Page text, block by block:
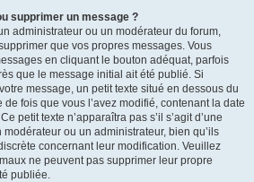
supprimer un message ?
administrateur ou un modérateur du forum,
que vos propres messages. Vous
en cliquant le bouton adéquat, parfois
que le message initial ait été publié. Si
message, un petit texte situé en dessous du
fois que vous l’avez modifié, contenant la date
petit texte n’apparaîtra pas s’il s’agit d’une
ou un administrateur, bien qu’ils
concernant leur modification. Veuillez
ne peuvent pas supprimer leur propre
publiée.